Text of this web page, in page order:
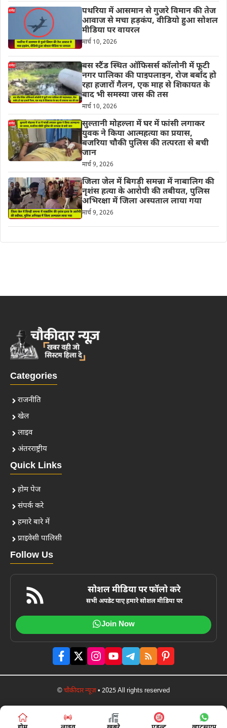
पथरिया में आसमान से गुजरे विमान की तेज
आवाज से मचा हड़कंप, वीडियो हुआ सोशल
मीडिया पर वायरल
मार्च 10, 2026
बस स्टैंड स्थित ऑफिसर्स कॉलोनी में फूटी
नगर पालिका की पाइपलाइन, रोज बर्बाद हो
रहा हजारों गैलन, एक माह से शिकायत के
बाद भी समस्या जस की तस
मार्च 10, 2026
सुल्तानी मोहल्ला में घर में फांसी लगाकर
युवक ने किया आत्महत्या का प्रयास,
बजरिया चौकी पुलिस की तत्परता से बची
जान
मार्च 9, 2026
जिला जेल में बिगड़ी समन्ना में नाबालिग की
नृशंस हत्या के आरोपी की तबीयत, पुलिस
अभिरक्षा में जिला अस्पताल लाया गया
मार्च 9, 2026
Categories
राजनीति
खेल
लाइव
अंतरराष्ट्रीय
Quick Links
होम पेज
संपर्क करे
हमारे बारे में
प्राइवेसी पालिसी
Follow Us
सोशल मीडिया पर फॉलो करे
सभी अपडेट पाए हमारे सोशल मीडिया पर
Join Now
©चौकीदार न्यूज़• 2025 All rights reserved